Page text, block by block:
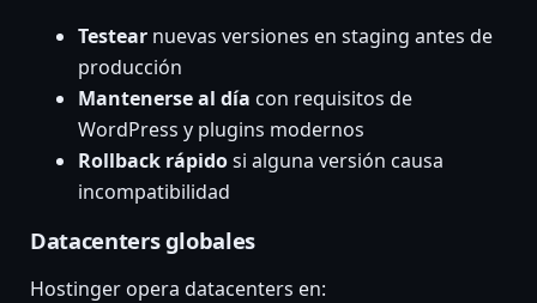
Testear nuevas versiones en staging antes de
producción
Mantenerse al día con requisitos de
WordPress y plugins modernos
Rollback rápidosi alguna versión causa
incompatibilidad
Datacenters globales
Hostinger opera datacenters en: